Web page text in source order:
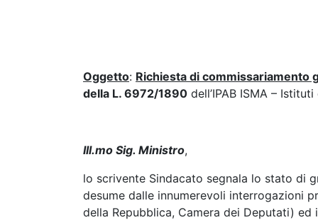
Oggetto: Richiesta di commissariamento
della L. 6972/1890 dell’IPAB ISMA –
Ill.mo Sig. Ministro,
lo scrivente Sindacato segnala lo stato di
desume dalle innumerevoli interrogazioni
della Repubblica, Camera dei Deputati)